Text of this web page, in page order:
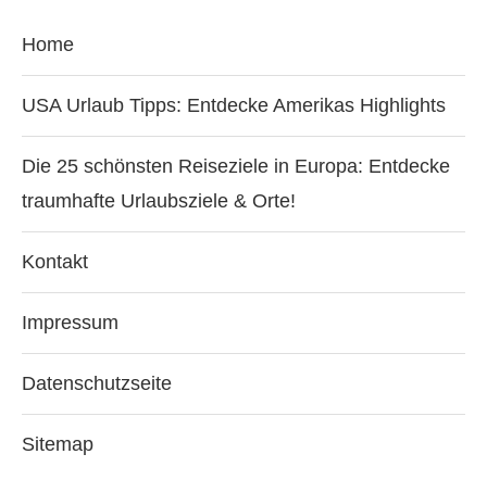
Home
USA Urlaub Tipps: Entdecke Amerikas Highlights
Die 25 schönsten Reiseziele in Europa: Entdecke
traumhafte Urlaubsziele & Orte!
Kontakt
Impressum
Datenschutzseite
Sitemap